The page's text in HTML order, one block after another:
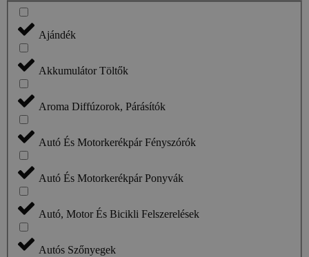
Ajándék
Akkumulátor Töltők
Aroma Diffúzorok, Párásítók
Autó És Motorkerékpár Fényszórók
Autó És Motorkerékpár Ponyvák
Autó, Motor És Bicikli Felszerelések
Autós Szőnyegek